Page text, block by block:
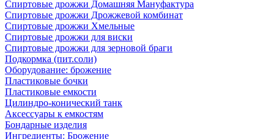
Спиртовые дрожжи Домашняя Мануфактура
Спиртовые дрожжи Дрожжевой комбинат
Спиртовые дрожжи Хмельные
Спиртовые дрожжи для виски
Спиртовые дрожжи для зерновой браги
Подкормка (пит.соли)
Оборудование: брожение
Пластиковые бочки
Пластиковые емкости
Цилиндро-конический танк
Аксессуары к емкостям
Бондарные изделия
Ингредиенты: Брожение